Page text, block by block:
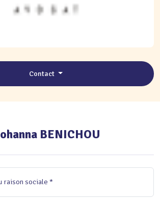
Contact
BENICHOU
raison sociale *